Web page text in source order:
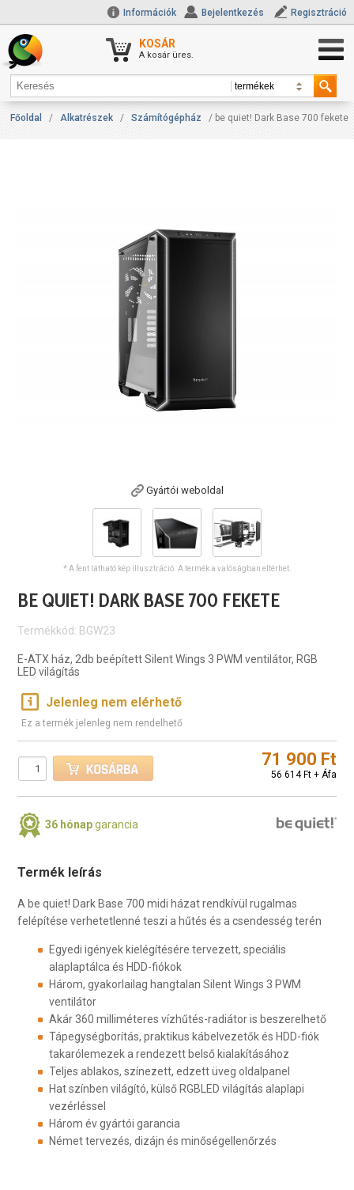
Információk Bejelentkezés Regisztráció
KOSÁR
A kosár üres.
Főoldal / Alkatrészek / Számítógépház / be quiet! Dark Base 700 fekete
Gyártói weboldal
* A fent látható kép illusztráció. A termék a valóságban eltérhet.
BE QUIET! DARK BASE 700 FEKETE
Termékkód: BGW23
E-ATX ház, 2db beépített Silent Wings 3 PWM ventilátor, RGB
LED világítás
Jelenleg nem elérhető
Ez a termék jelenleg nem rendelhető
71 900 Ft
56 614 Ft + Áfa
36 hónapgarancia
Termék leírás
A be quiet! Dark Base 700 midi házat rendkívül rugalmas
felépítése verhetetlenné teszi a hűtés és a csendesség terén
Egyedi igények kielégítésére tervezett, speciális
alaplaptálca és HDD-fiókok
Három, gyakorlailag hangtalan Silent Wings 3 PWM
ventilátor
Akár 360 milliméteres vízhűtés-radiátor is beszerelhető
Tápegységborítás, praktikus kábelvezetők és HDD-fiók
takarólemezek a rendezett belső kialakításához
Teljes ablakos, színezett, edzett üveg oldalpanel
Hat színben világító, külső RGBLED világítás alaplapi
vezérléssel
Három év gyártói garancia
Német tervezés, dizájn és minőségellenőrzés